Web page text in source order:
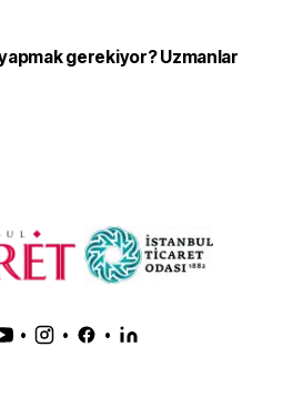
gerekiyor? Uzmanlar
• • •